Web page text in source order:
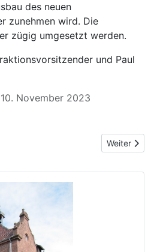
des neuen
zunehmen wird. Die
zügig umgesetzt werden.
und Paul
November 2023
Grünwettersbach – Schaffung
Nächster
Weiter